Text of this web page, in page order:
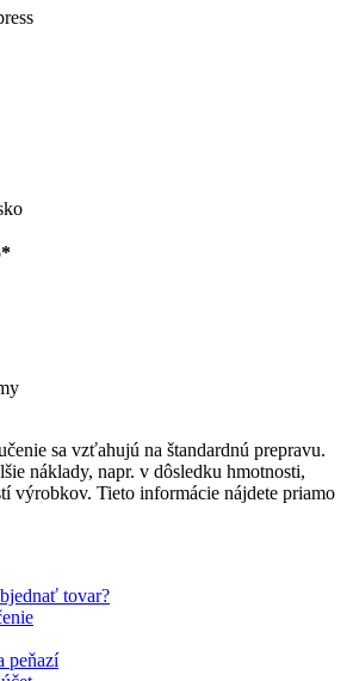
sa vzťahujú na štandardnú prepravu.
náklady, napr. v dôsledku hmotnosti,
výrobkov. Tieto informácie nájdete priamo
tovar?
peňazí